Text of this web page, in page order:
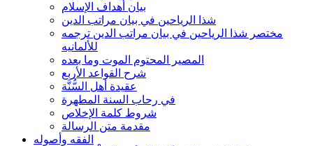
بيان أهداف الإسلام
شذا الرياحين في بيان مراتب الدين
مختصر شذا الرياحين في بيان مراتب الدين ترجمه
للألمانيه
المصير المحتوم الموت وما بعده
شرح القواعد الأربع
عقيدة أهل السُّنَّة
في رحاب السنة المطهرة
شروط كلمة الإخلاص
مقدمة متن الرسالة
الفقه وأصوله